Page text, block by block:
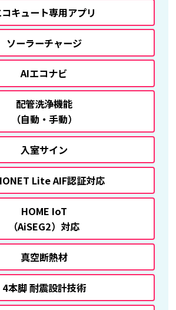
キュート専用アプリ
ソーラーチャージ
AIエコナビ
配管洗浄機能
（自動・手動）
入室サイン
Lite AIF認証対応
HOME IoT
（AiSEG2）対応
真空断熱材
4本脚 耐震設計技術